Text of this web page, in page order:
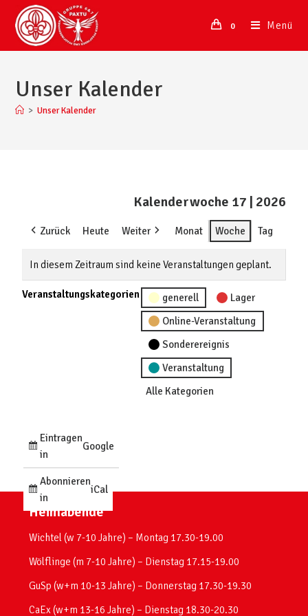
0 Menü
Unser Kalender
> Unser Kalender
Kalenderwoche 17 | 2026
Zurück Heute Weiter Monat Woche Tag
In diesem Zeitraum sind keine Veranstaltungen geplant.
Veranstaltungskategorien generell
Lager
Online-Veranstaltung
Sonderereignis
Veranstaltung
Alle Kategorien
Eintragen
in
Google
Abonnieren
in
iCal
Heimabende
Wichtel (w 7-10 Jahre) – Montag 17.30-19.00
Wölflinge (m 7-10 Jahre) – Dienstag 17.15-19.00
GuSp (w+m 10-13 Jahre) – Donnerstag 17.30-19.30
CaEx (w+m 13-16 Jahre) – Dienstag 18.30-20.30